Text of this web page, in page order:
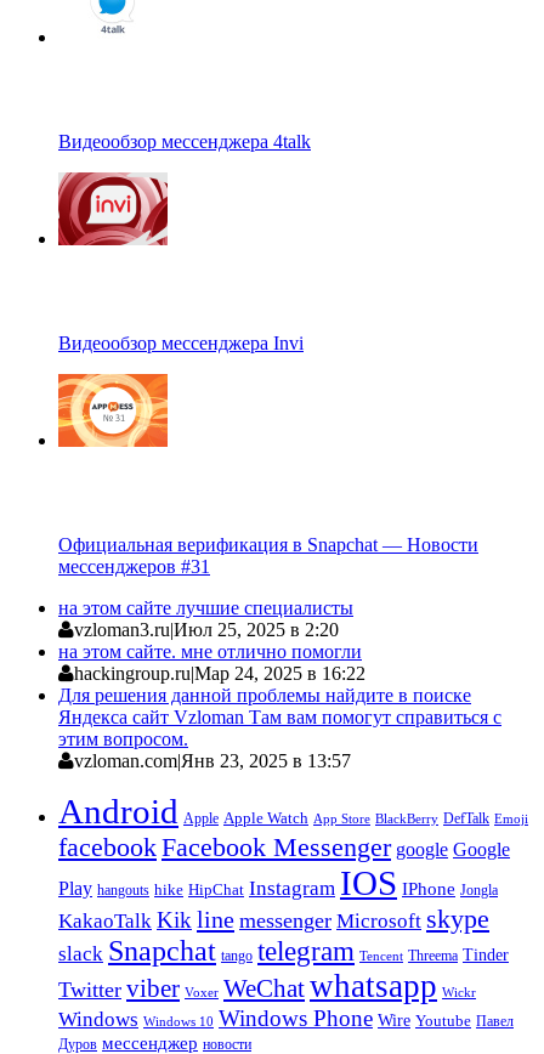
Видеообзор мессенджера 4talk
Видеообзор мессенджера Invi
Официальная верификация в Snapchat — Новости
мессенджеров #31
на этом сайте лучшие специалисты
vzloman3.ru|Июл 25, 2025 в 2:20
на этом сайте. мне отлично помогли
hackingroup.ru|Мар 24, 2025 в 16:22
Для решения данной проблемы найдите в поиске
Яндекса сайт Vzloman Там вам помогут справиться с
этим вопросом.
vzloman.com|Янв 23, 2025 в 13:57
Android Apple Apple Watch App Store BlackBerry DefTalk Emoji
facebookFacebook Messenger google Google
Play hangouts hike HipChat Instagram IOS IPhone Jongla
KakaoTalk Kik line messenger Microsoft skype
slack Snapchat tango telegram Tencent Threema Tinder
Twitter viber Voxer WeChatwhatsapp Wickr
Windows Windows 10 Windows Phone Wire Youtube Павел
Дуров мессенджер новости